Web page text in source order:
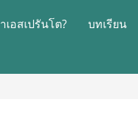
เอสเปรันโต? บทเรียน